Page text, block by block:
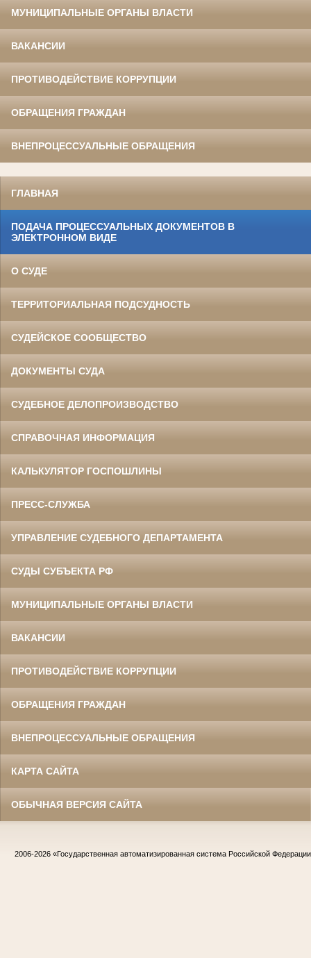
МУНИЦИПАЛЬНЫЕ ОРГАНЫ ВЛАСТИ
ВАКАНСИИ
ПРОТИВОДЕЙСТВИЕ КОРРУПЦИИ
ОБРАЩЕНИЯ ГРАЖДАН
ВНЕПРОЦЕССУАЛЬНЫЕ ОБРАЩЕНИЯ
ГЛАВНАЯ
ПОДАЧА ПРОЦЕССУАЛЬНЫХ ДОКУМЕНТОВ В
ЭЛЕКТРОННОМ ВИДЕ
О СУДЕ
ТЕРРИТОРИАЛЬНАЯ ПОДСУДНОСТЬ
СУДЕЙСКОЕ СООБЩЕСТВО
ДОКУМЕНТЫ СУДА
СУДЕБНОЕ ДЕЛОПРОИЗВОДСТВО
СПРАВОЧНАЯ ИНФОРМАЦИЯ
КАЛЬКУЛЯТОР ГОСПОШЛИНЫ
ПРЕСС-СЛУЖБА
УПРАВЛЕНИЕ СУДЕБНОГО ДЕПАРТАМЕНТА
СУДЫ СУБЪЕКТА РФ
МУНИЦИПАЛЬНЫЕ ОРГАНЫ ВЛАСТИ
ВАКАНСИИ
ПРОТИВОДЕЙСТВИЕ КОРРУПЦИИ
ОБРАЩЕНИЯ ГРАЖДАН
ВНЕПРОЦЕССУАЛЬНЫЕ ОБРАЩЕНИЯ
КАРТА САЙТА
ОБЫЧНАЯ ВЕРСИЯ САЙТА
2006-2026 «Государственная автоматизированная система Российской